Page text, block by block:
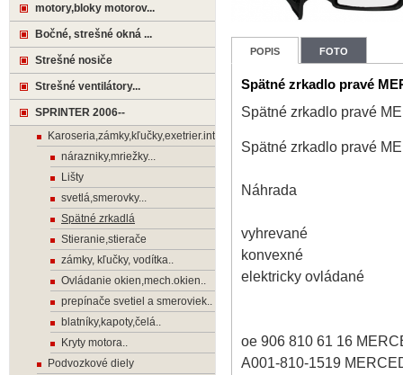
POPIS FOTO
Spätné zrkadlo pravé
Spätné zrkadlo pravé
Spätné zrkadlo pravé
Náhrada
vyhrevané
konvexné
elektricky ovládané
oe 906 810 61 16
A001-810-1519
motory,bloky motorov...
Bočné, strešné okná ...
Strešné nosiče
Strešné ventilátory...
SPRINTER 2006--
Karoseria,zámky,kľučky,exetrier.interier
nárazniky,mriežky...
Lišty
svetlá,smerovky...
Spätné zrkadlá
Stieranie,stierače
zámky, kľučky, vodítka..
Ovládanie okien,mech.okien..
prepínače svetiel a smeroviek..
blatníky,kapoty,čelá..
Kryty motora..
Podvozkové diely